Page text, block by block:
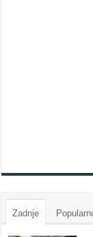
Zadnje